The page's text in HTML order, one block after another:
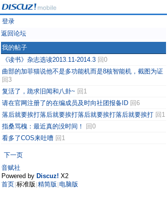
登录
返回论坛
我的帖子
《读书》杂志选读2013.11-2014.3 回0
曲部的加菲猫说他不是多功能机而是8核智能机，截图为证
回3
复活了，跪求旧闻和八卦~ 回1
请在官网注册了的在编成员及时向社团报备ID 回6
落后就要挨打落后就要挨打落后就要挨打落后就要挨打 回1
指桑骂槐：最近真的没时间！
回0
看多了COS来吐嘈 回1
下一页
音赋社
Powered by Discuz! X2
首页 标准版 精简版 电脑版